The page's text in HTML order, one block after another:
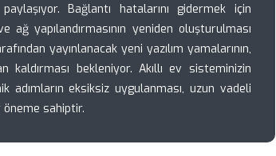
Bağlantı hatalarını gidermek için
ağ yapılandırmasının yeniden oluşturulması
yayınlanacak yeni yazılım yamalarının,
bekleniyor. Akıllı ev sisteminizin
adımların eksiksiz uygulanması, uzun vadeli
sahiptir.